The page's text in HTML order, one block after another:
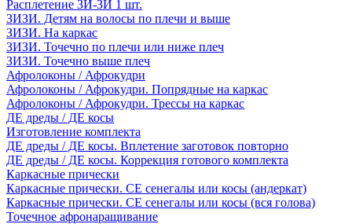
Расплетение ЗИ-ЗИ 1 шт.
ЗИЗИ. Детям на волосы по плечи и выше
ЗИЗИ. На каркас
ЗИЗИ. Точечно по плечи или ниже плеч
ЗИЗИ. Точечно выше плеч
Афролоконы / Афрокудри
Афролоконы / Афрокудри. Попрядные на каркас
Афролоконы / Афрокудри. Трессы на каркас
ДЕ дреды / ДЕ косы
Изготовление комплекта
ДЕ дреды / ДЕ косы. Вплетение заготовок повторно
ДЕ дреды / ДЕ косы. Коррекция готового комплекта
Каркасные прически
Каркасные прически. СЕ сенегалы или косы (андеркат)
Каркасные прически. СЕ сенегалы или косы (вся голова)
Точечное афронаращивание